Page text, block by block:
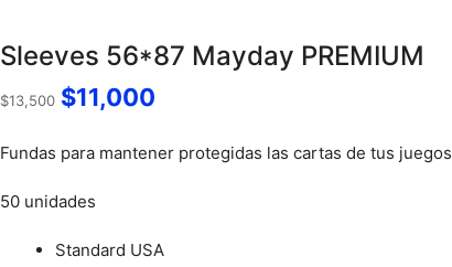
Sleeves 56*87 Mayday PREMIUM
$13,500 $11,000
Fundas para mantener protegidas las cartas de tus juegos
50 unidades
Standard USA